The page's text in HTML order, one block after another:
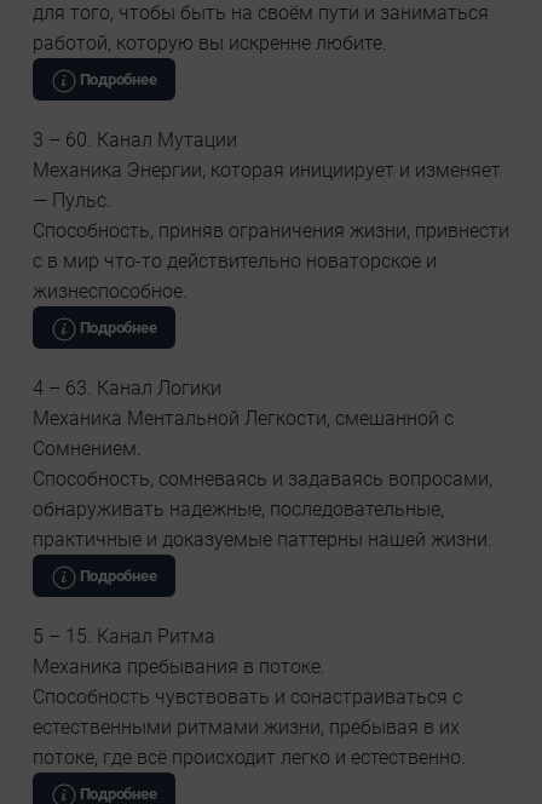
для того, чтобы быть на своём пути и заниматься
работой, которую вы искренне любите.
Подробнее
3 – 60. Канал Мутации
Механика Энергии, которая инициирует и изменяет
— Пульс.
Способность, приняв ограничения жизни, привнести
с в мир что-то действительно новаторское и
жизнеспособное.
Подробнее
4 – 63. Канал Логики
Механика Ментальной Легкости, смешанной с
Сомнением.
Способность, сомневаясь и задаваясь вопросами,
обнаруживать надежные, последовательные,
практичные и доказуемые паттерны нашей жизни.
Подробнее
5 – 15. Канал Ритма
Механика пребывания в потоке.
Способность чувствовать и сонастраиваться с
естественными ритмами жизни, пребывая в их
потоке, где всё происходит легко и естественно.
Подробнее